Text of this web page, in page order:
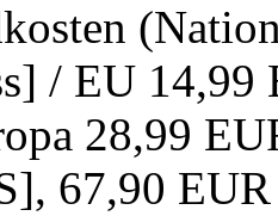
/ EU
28,99
67,90